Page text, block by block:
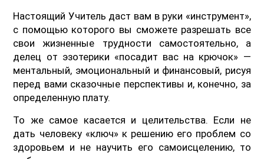
Настоящий Учитель даст вам в руки «инструмент»,
с помощью которого вы сможете разрешать все
свои жизненные трудности самостоятельно, а
делец от эзотерики «посадит вас на крючок» —
ментальный, эмоциональный и финансовый, рисуя
перед вами сказочные перспективы и, конечно, за
определенную плату.
То же самое касается и целительства. Если не
дать человеку «ключ» к решению его проблем со
здоровьем и не научить его самоисцелению, то